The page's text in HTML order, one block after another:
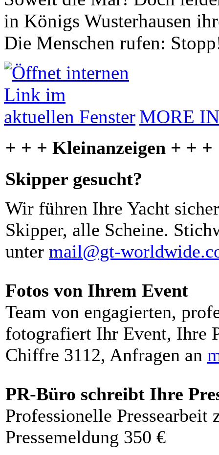
in Königs Wusterhausen
Die Menschen rufen:
MORE
+ + + Kleinanzeigen + + +
Skipper gesucht?
Wir führen Ihre Yacht
Skipper, alle Scheine.
unter mail@gt-
Fotos von Ihrem Event
Team von engagierten,
fotografiert Ihr Event, Ihre
Chiffre 3112, Anfragen an
PR-Büro schreibt Ihre
Professionelle Pressearbeit
Pressemeldung 350 €